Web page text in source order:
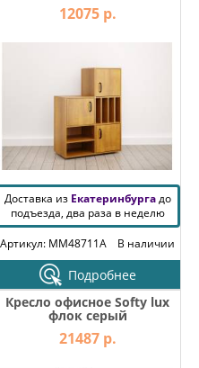
12075 р.
Доставка из Екатеринбургадо
подъезда, два раза в неделю
Артикул: MM48711A
В наличии
Подробнее
Кресло офисное Softy lux
флок серый
21487 р.